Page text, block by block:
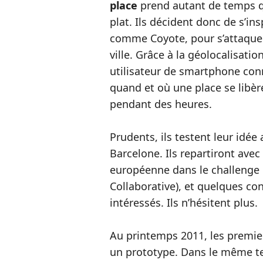
place prend autant de temps
plat. Ils décident donc de
comme Coyote, pour
ville. Grâce à la
utilisateur de smartphone
quand et où une place se
pendant des heures.
Prudents, ils testent leur idée
Barcelone. Ils repartiront
européenne dans le
Collaborative), et quelques
intéressés. Ils n’hésitent plus.
Au printemps 2011, les
un prototype. Dans le même